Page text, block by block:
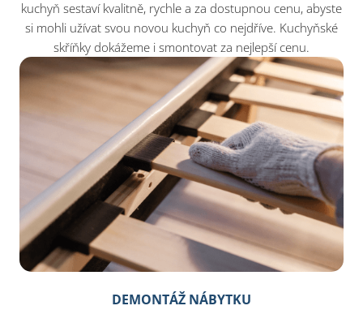
kuchyň sestaví kvalitně, rychle a za dostupnou cenu, abyste
si mohli užívat svou novou kuchyň co nejdříve. Kuchyňské
skříňky dokážeme i smontovat za nejlepší cenu.​
DEMONTÁŽ NÁBYTKU